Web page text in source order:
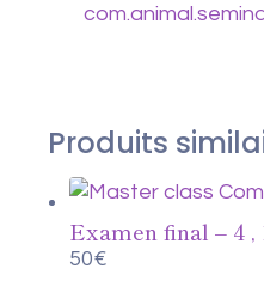
Produits
Examen final – 4 ,
50€